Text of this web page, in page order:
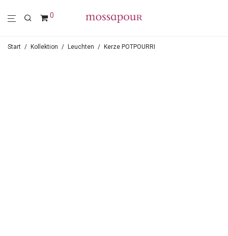
0
Start / Kollektion / Leuchten / Kerze POTPOURRI